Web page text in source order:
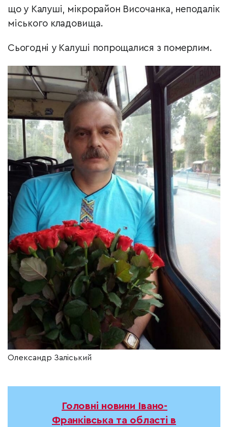
що у Калуші, мікрорайон Височанка, неподалік
міського кладовища.
Сьогодні у Калуші попрощалися з померлим.
Олександр Заліський
Головні новини Івано-
Франківська та області в